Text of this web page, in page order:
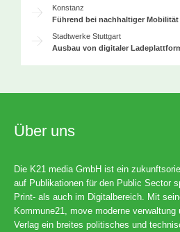
Konstanz
Führend bei nachhaltiger Mobilität
Stadtwerke Stuttgart
Ausbau von digitaler
Über uns
Die K21 media GmbH ist ein
auf Publikationen für den Public Sector
Print- als auch im Digitalbereich. Mit
Kommune21, move moderne
Verlag ein breites politisches und